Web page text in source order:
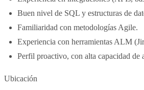
Buen nivel de SQL y estructuras de
Familiaridad con metodologías Agile.
Experiencia con herramientas ALM
Perfil proactivo, con alta capacidad de
Ubicación